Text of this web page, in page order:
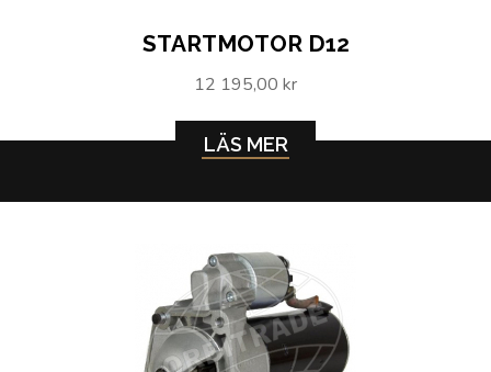
STARTMOTOR D12
12 195,00 kr
LÄS MER